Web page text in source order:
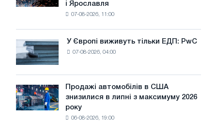
виробили
трамвайних
колій
Ярославля
і Ярославля
07-08-2026, 11:00
Європі
виживуть
тільки
ЕДП:
PwC
У Європі виживуть тільки ЕДП: PwC
07-08-2026, 04:00
Продажі
автомобілів
в
Продажі автомобілів в США
знизилися в липні з максимуму 2026
року
06-08-2026, 19:00